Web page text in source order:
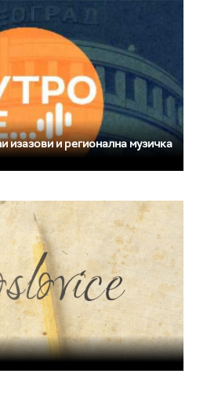
изазови и регионална музичка